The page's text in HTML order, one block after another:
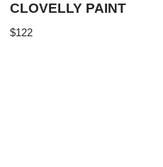
CLOVELLY PAINT
$122